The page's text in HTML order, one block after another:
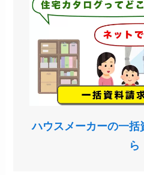
ハウスメーカーの一
ら